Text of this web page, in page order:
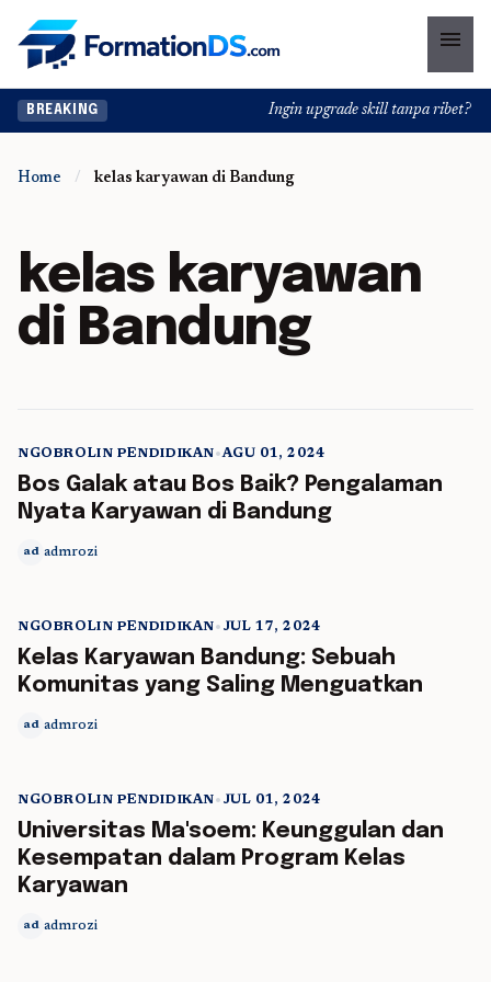
menu
BREAKING Ingin upgrade skill tanpa ribet?
Home / kelas karyawan di Bandung
kelas karyawan
di Bandung
5 min read
NGOBROLIN PENDIDIKAN•AGU 01, 2024
Bos Galak atau Bos Baik? Pengalaman
Nyata Karyawan di Bandung
ad admrozi
5 min read
NGOBROLIN PENDIDIKAN• JUL 17, 2024
Kelas Karyawan Bandung: Sebuah
Komunitas yang Saling Menguatkan
ad admrozi
5 min read
NGOBROLIN PENDIDIKAN• JUL 01, 2024
Universitas Ma'soem: Keunggulan dan
Kesempatan dalam Program Kelas
Karyawan
ad admrozi